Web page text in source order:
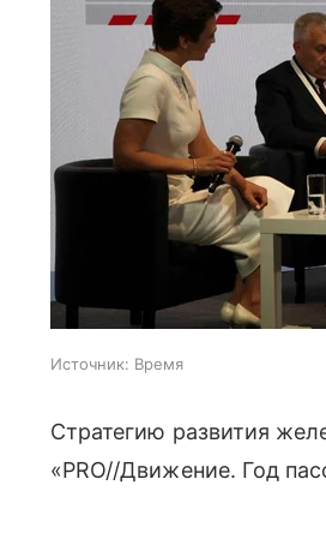
Источник: Время
Стратегию развития
«PRO//Движение. Год